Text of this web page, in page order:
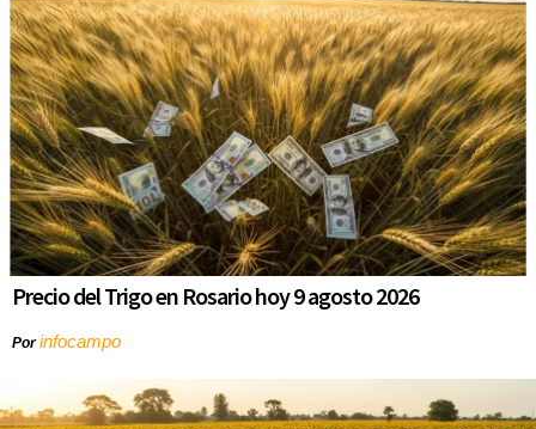
Precio del Trigo en Rosario hoy 9 agosto 2026
Porinfocampo